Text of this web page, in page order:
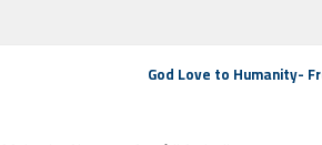
ترانيم كنيسة التصنيف: ترانيم كنيسة